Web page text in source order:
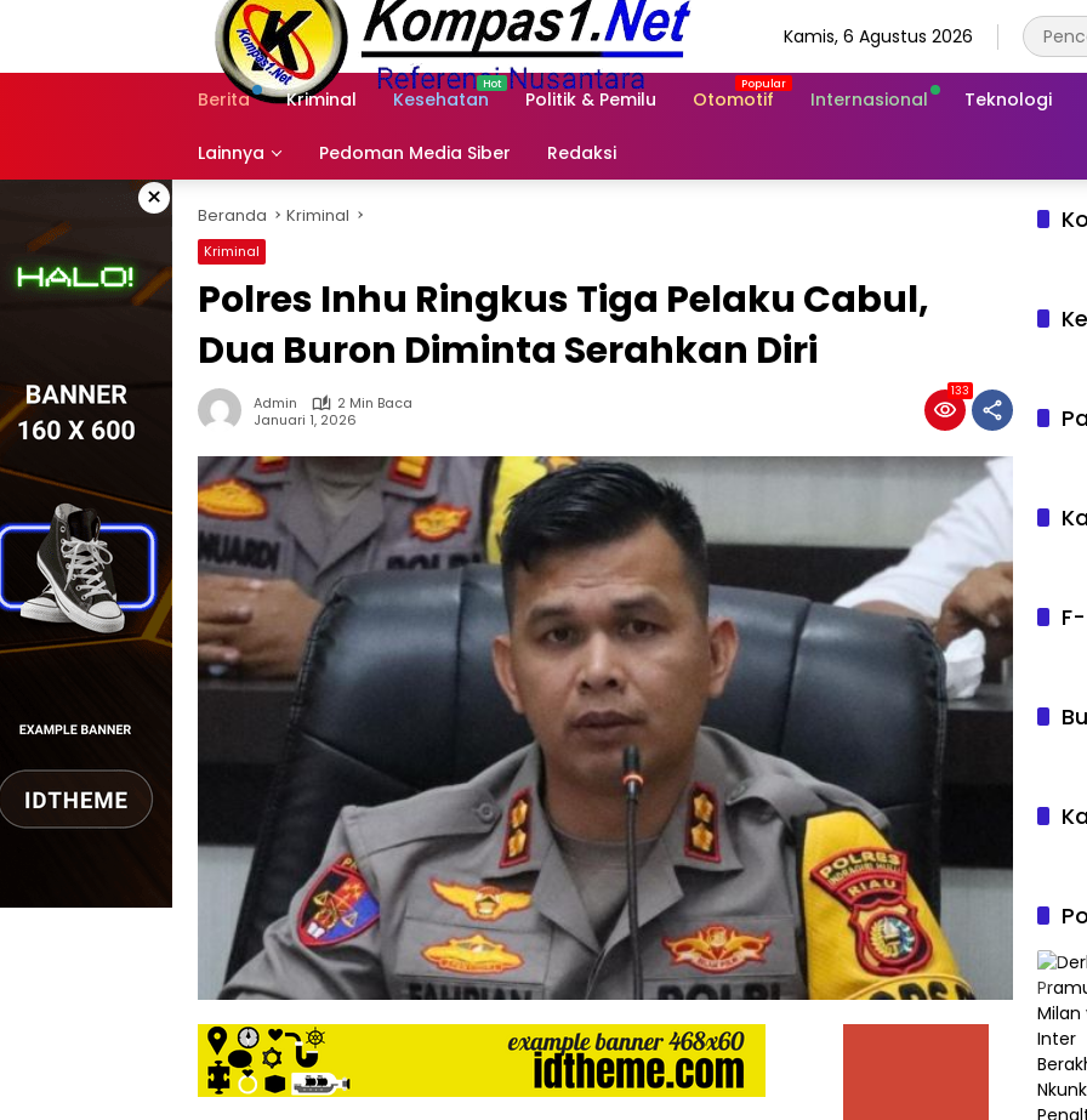
Kamis, 6 Agustus 2026
Berita Kriminal Kesehatan Politik & Pemilu Otomotif Internasional Teknologi
Lainnya Pedoman Media Siber Redaksi
× Beranda Kriminal
Kriminal
Polres Inhu Ringkus Tiga Pelaku Cabul,
Dua Buron Diminta Serahkan Diri
Admin
2 Min Baca
Januari 1, 2026
133